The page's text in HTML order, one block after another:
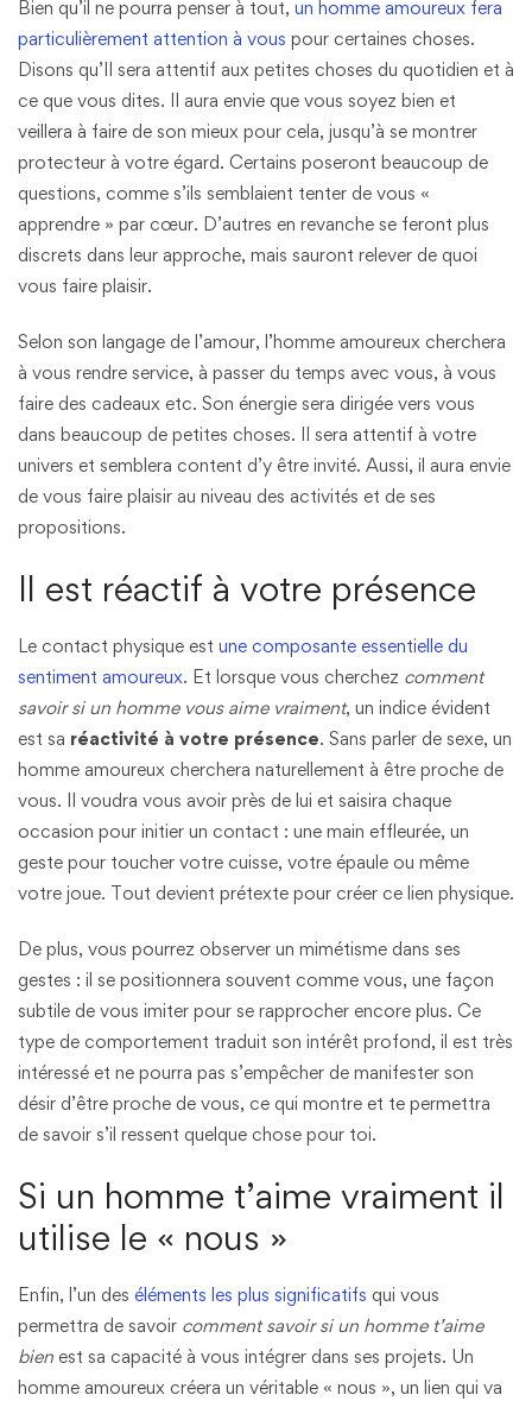
Bien qu’il ne pourra penser à tout, un homme amoureux fera
particulièrement attention à vous pour certaines choses.
Disons qu’Il sera attentif aux petites choses du quotidien et à
ce que vous dites. Il aura envie que vous soyez bien et
veillera à faire de son mieux pour cela, jusqu’à se montrer
protecteur à votre égard. Certains poseront beaucoup de
questions, comme s’ils semblaient tenter de vous «
apprendre » par cœur. D’autres en revanche se feront plus
discrets dans leur approche, mais sauront relever de quoi
vous faire plaisir.
Selon son langage de l’amour, l’homme amoureux cherchera
à vous rendre service, à passer du temps avec vous, à vous
faire des cadeaux etc. Son énergie sera dirigée vers vous
dans beaucoup de petites choses. Il sera attentif à votre
univers et semblera content d’y être invité. Aussi, il aura envie
de vous faire plaisir au niveau des activités et de ses
propositions.
Il est réactif à votre présence
Le contact physique est une composante essentielle du
sentiment amoureux. Et lorsque vous cherchez comment
savoir si un homme vous aime vraiment, un indice évident
est sa réactivité à votre présence. Sans parler de sexe, un
homme amoureux cherchera naturellement à être proche de
vous. Il voudra vous avoir près de lui et saisira chaque
occasion pour initier un contact : une main effleurée, un
geste pour toucher votre cuisse, votre épaule ou même
votre joue. Tout devient prétexte pour créer ce lien physique.
De plus, vous pourrez observer un mimétisme dans ses
gestes : il se positionnera souvent comme vous, une façon
subtile de vous imiter pour se rapprocher encore plus. Ce
type de comportement traduit son intérêt profond, il est très
intéressé et ne pourra pas s’empêcher de manifester son
désir d’être proche de vous, ce qui montre et te permettra
de savoir s’il ressent quelque chose pour toi.
Si un homme t’aime vraiment il
utilise le « nous »
Enfin, l’un des éléments les plus significatifs qui vous
permettra de savoir comment savoir si un homme t’aime
bien est sa capacité à vous intégrer dans ses projets. Un
homme amoureux créera un véritable « nous », un lien qui va